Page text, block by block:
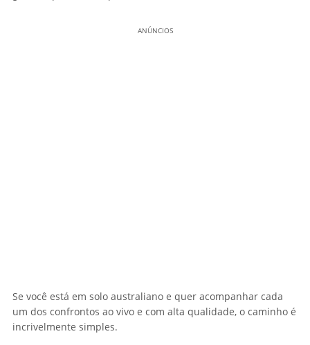
ANÚNCIOS
Se você está em solo australiano e quer acompanhar cada
um dos confrontos ao vivo e com alta qualidade, o caminho é
incrivelmente simples.